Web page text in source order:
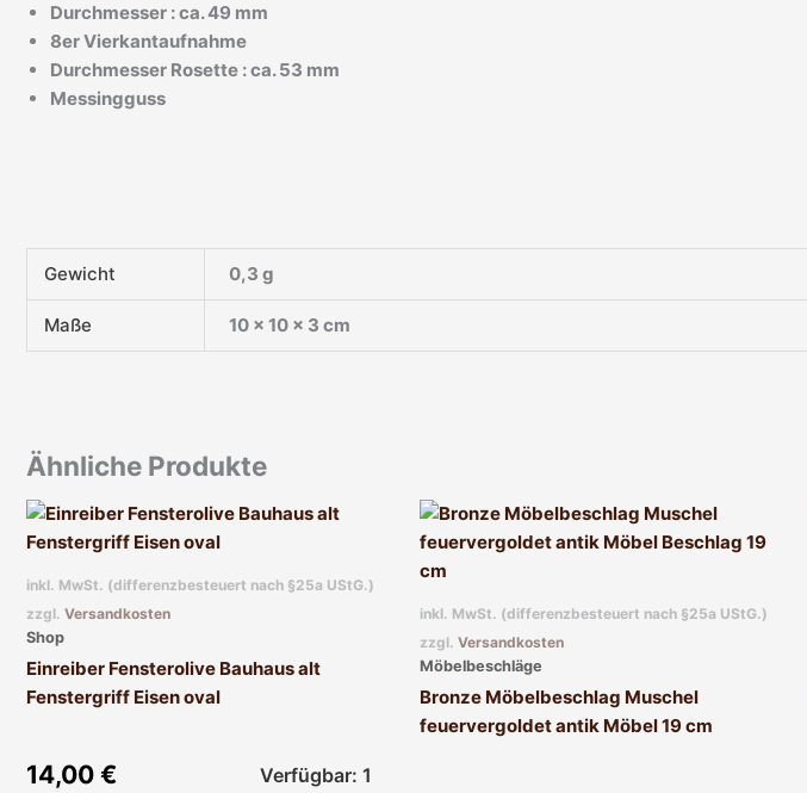
Durchmesser : ca. 49 mm
8er Vierkantaufnahme
Durchmesser Rosette : ca. 53 mm
Messingguss
Gewicht 0,3 g
Maße 10 × 10 × 3 cm
Ähnliche Produkte
inkl. MwSt. (differenzbesteuert nach §25a UStG.)
zzgl. Versandkosten
Shop
Einreiber Fensterolive Bauhaus alt
Fenstergriff Eisen oval
14,00 € Verfügbar: 1
inkl. MwSt. (differenzbesteuert nach §25a UStG.)
zzgl. Versandkosten
Möbelbeschläge
Bronze Möbelbeschlag Muschel
feuervergoldet antik Möbel 19 cm